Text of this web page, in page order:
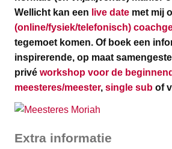
Wellicht kan een live date met mij
(online/fysiek/telefonisch)
tegemoet komen. Of boek een
inspirerende, op maat
privé workshop voor de
meesteres/meester, single sub of
Extra informatie